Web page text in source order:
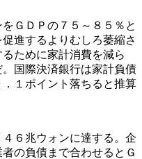
ＧＤＰの７５～８５％と
進するよりむしろ萎縮さ
ために家計消費を減ら
国際決済銀行は家計負債
１ポイント落ちると推算
６兆ウォンに達する。企
の負債まで合わせるとＧ